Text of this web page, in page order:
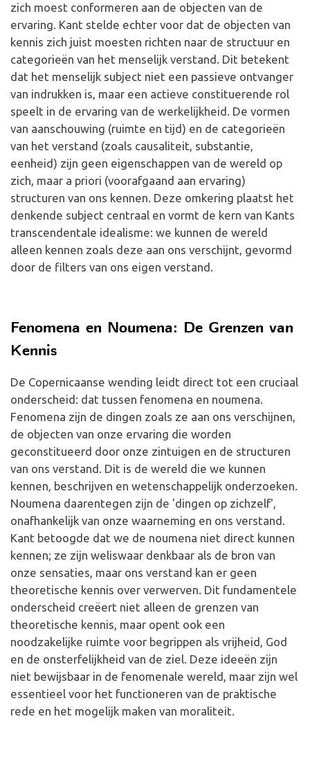
zich moest conformeren aan de objecten van de
ervaring. Kant stelde echter voor dat de objecten van
kennis zich juist moesten richten naar de structuur en
categorieën van het menselijk verstand. Dit betekent
dat het menselijk subject niet een passieve ontvanger
van indrukken is, maar een actieve constituerende rol
speelt in de ervaring van de werkelijkheid. De vormen
van aanschouwing (ruimte en tijd) en de categorieën
van het verstand (zoals causaliteit, substantie,
eenheid) zijn geen eigenschappen van de wereld op
zich, maar a priori (voorafgaand aan ervaring)
structuren van ons kennen. Deze omkering plaatst het
denkende subject centraal en vormt de kern van Kants
transcendentale idealisme: we kunnen de wereld
alleen kennen zoals deze aan ons verschijnt, gevormd
door de filters van ons eigen verstand.
Fenomena en Noumena: De Grenzen van
Kennis
De Copernicaanse wending leidt direct tot een cruciaal
onderscheid: dat tussen fenomena en noumena.
Fenomena zijn de dingen zoals ze aan ons verschijnen,
de objecten van onze ervaring die worden
geconstitueerd door onze zintuigen en de structuren
van ons verstand. Dit is de wereld die we kunnen
kennen, beschrijven en wetenschappelijk onderzoeken.
Noumena daarentegen zijn de 'dingen op zichzelf',
onafhankelijk van onze waarneming en ons verstand.
Kant betoogde dat we de noumena niet direct kunnen
kennen; ze zijn weliswaar denkbaar als de bron van
onze sensaties, maar ons verstand kan er geen
theoretische kennis over verwerven. Dit fundamentele
onderscheid creëert niet alleen de grenzen van
theoretische kennis, maar opent ook een
noodzakelijke ruimte voor begrippen als vrijheid, God
en de onsterfelijkheid van de ziel. Deze ideeën zijn
niet bewijsbaar in de fenomenale wereld, maar zijn wel
essentieel voor het functioneren van de praktische
rede en het mogelijk maken van moraliteit.